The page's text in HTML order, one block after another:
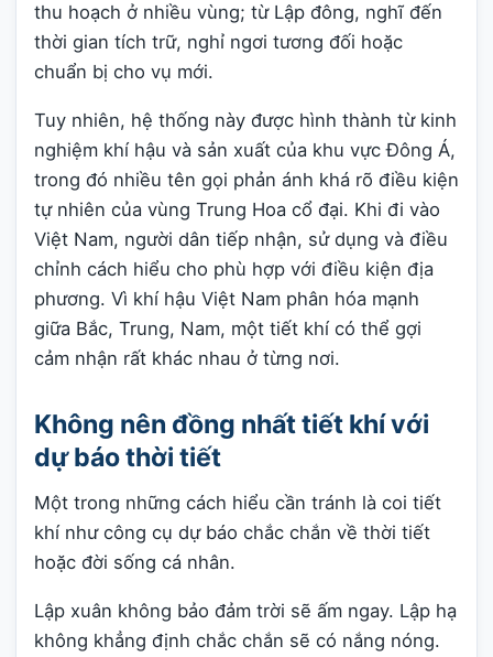
thu hoạch ở nhiều vùng; từ Lập đông, nghĩ đến
thời gian tích trữ, nghỉ ngơi tương đối hoặc
chuẩn bị cho vụ mới.
Tuy nhiên, hệ thống này được hình thành từ kinh
nghiệm khí hậu và sản xuất của khu vực Đông Á,
trong đó nhiều tên gọi phản ánh khá rõ điều kiện
tự nhiên của vùng Trung Hoa cổ đại. Khi đi vào
Việt Nam, người dân tiếp nhận, sử dụng và điều
chỉnh cách hiểu cho phù hợp với điều kiện địa
phương. Vì khí hậu Việt Nam phân hóa mạnh
giữa Bắc, Trung, Nam, một tiết khí có thể gợi
cảm nhận rất khác nhau ở từng nơi.
Không nên đồng nhất tiết khí với
dự báo thời tiết
Một trong những cách hiểu cần tránh là coi tiết
khí như công cụ dự báo chắc chắn về thời tiết
hoặc đời sống cá nhân.
Lập xuân không bảo đảm trời sẽ ấm ngay. Lập hạ
không khẳng định chắc chắn sẽ có nắng nóng.